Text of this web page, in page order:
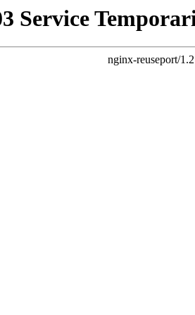
Service
nginx-reuseport/